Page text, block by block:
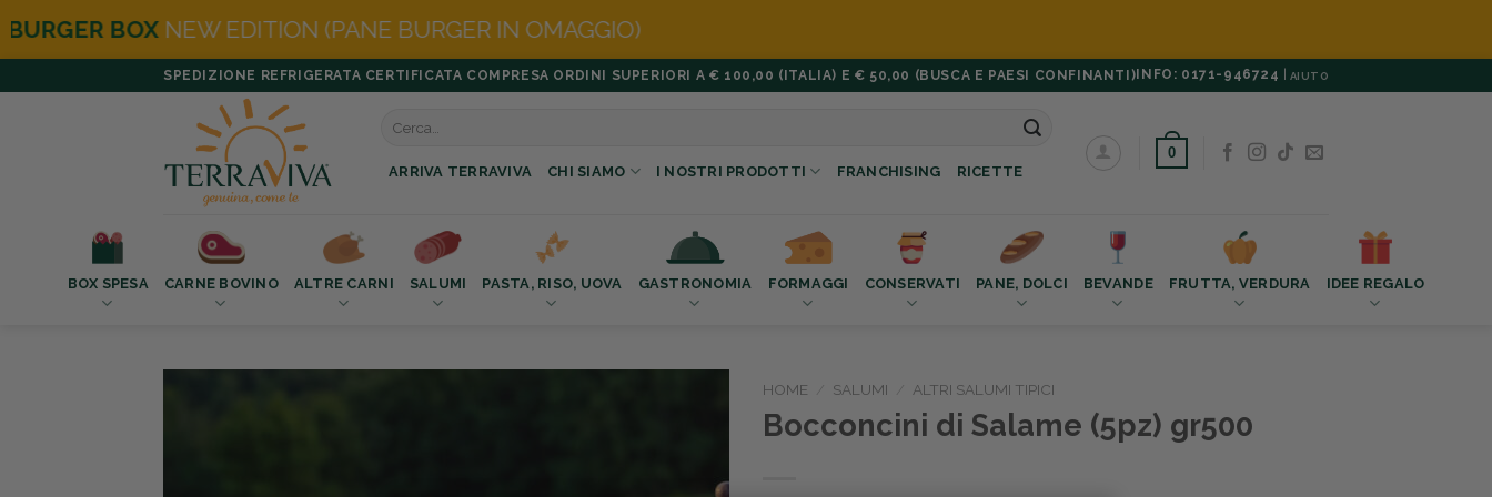
EDITION (PANE BURGER IN OMAGGIO)
ai
SPEDIZIONE REFRIGERATA CERTIFICATA COMPRESA ORDINI SUPERIORI A € 100,00 (ITALIA) E € 50,00 (BUSCA E PAESI CONFINANTI)INFO: 0171-946724 | AIUTO
ARRIVA TERRAVIVA CHI SIAMO I NOSTRI PRODOTTI FRANCHISING RICETTE
0
BOX SPESA CARNE BOVINO ALTRE CARNI SALUMI PASTA, RISO, UOVA GASTRONOMIA FORMAGGI CONSERVATI PANE, DOLCI BEVANDE FRUTTA, VERDURA IDEE REGALO
HOME SALUMI ALTRI SALUMI TIPICI
Bocconcini di Salame (5pz) gr500